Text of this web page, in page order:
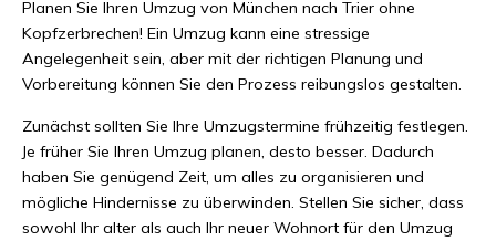
Planen Sie Ihren Umzug von München nach Trier ohne
Kopfzerbrechen! Ein Umzug kann eine stressige
Angelegenheit sein, aber mit der richtigen Planung und
Vorbereitung können Sie den Prozess reibungslos gestalten.
Zunächst sollten Sie Ihre Umzugstermine frühzeitig festlegen.
Je früher Sie Ihren Umzug planen, desto besser. Dadurch
haben Sie genügend Zeit, um alles zu organisieren und
mögliche Hindernisse zu überwinden. Stellen Sie sicher, dass
sowohl Ihr alter als auch Ihr neuer Wohnort für den Umzug